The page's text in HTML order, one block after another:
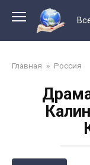
контенту
Главная » Россия